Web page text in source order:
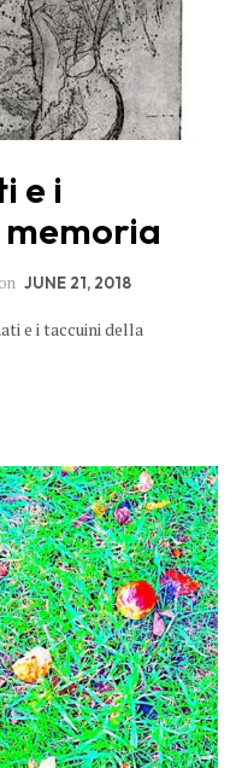
e i
on JUNE 21, 2018
e i taccuini della